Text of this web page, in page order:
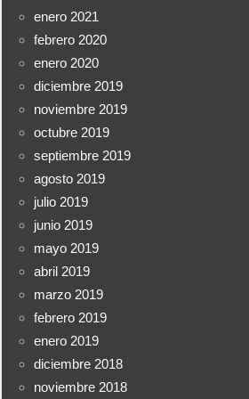
enero 2021
febrero 2020
enero 2020
diciembre 2019
noviembre 2019
octubre 2019
septiembre 2019
agosto 2019
julio 2019
junio 2019
mayo 2019
abril 2019
marzo 2019
febrero 2019
enero 2019
diciembre 2018
noviembre 2018